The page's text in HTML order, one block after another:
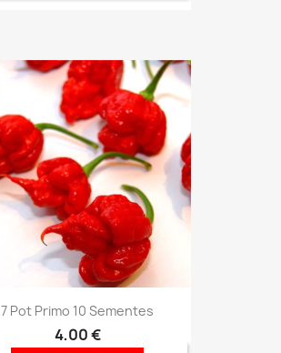
7 Pot Primo 10 Sementes
4,00 €